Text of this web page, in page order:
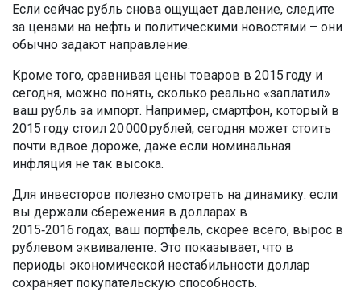
Если сейчас рубль снова ощущает давление, следите
за ценами на нефть и политическими новостями – они
обычно задают направление.
Кроме того, сравнивая цены товаров в 2015 году и
сегодня, можно понять, сколько реально «заплатил»
ваш рубль за импорт. Например, смартфон, который в
2015 году стоил 20 000 рублей, сегодня может стоить
почти вдвое дороже, даже если номинальная
инфляция не так высока.
Для инвесторов полезно смотреть на динамику: если
вы держали сбережения в долларах в
2015‑2016 годах, ваш портфель, скорее всего, вырос в
рублевом эквиваленте. Это показывает, что в
периоды экономической нестабильности доллар
сохраняет покупательскую способность.